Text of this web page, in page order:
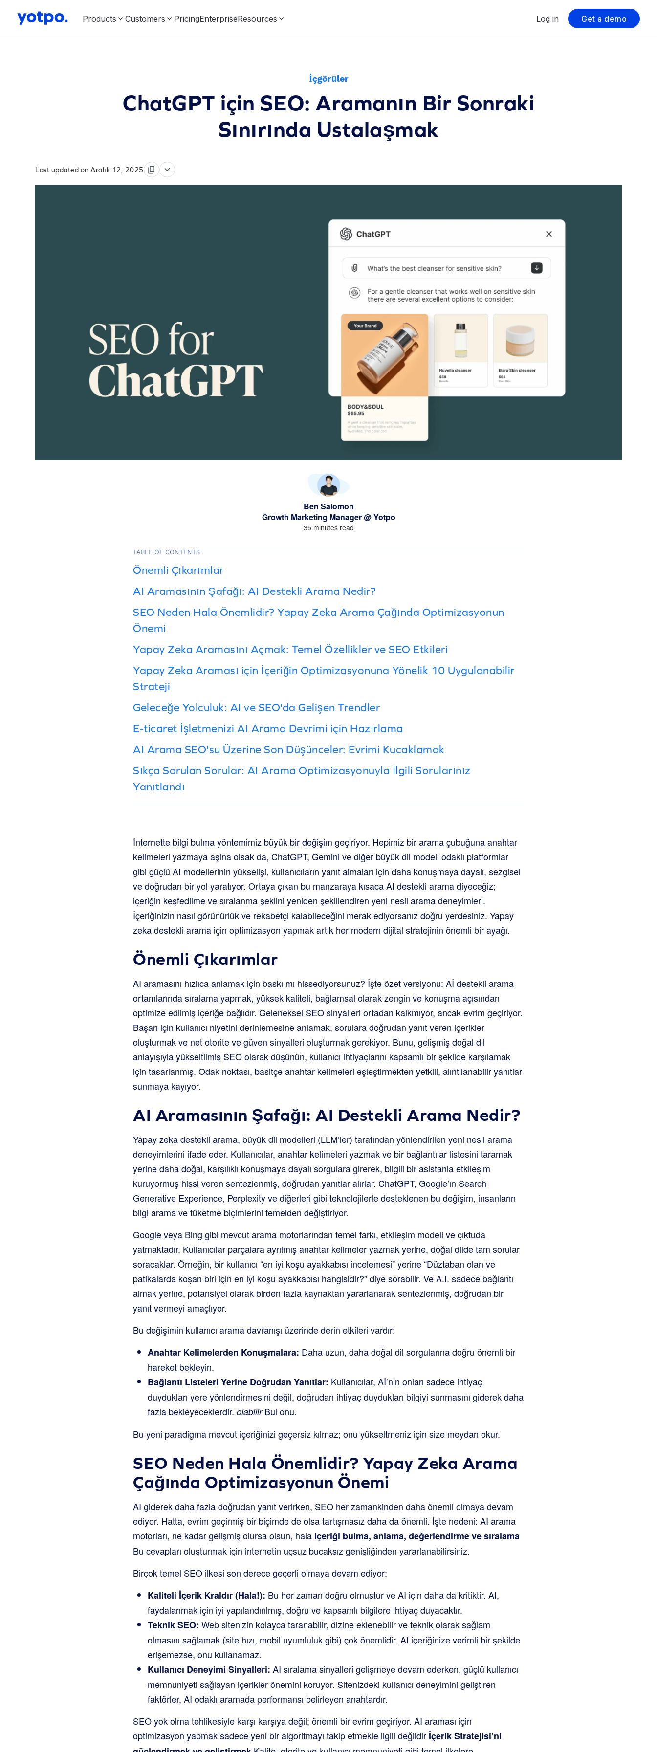
Products Customers PricingEnterpriseResources Log in Get a demo
İçgörüler
ChatGPT için SEO: Aramanın Bir Sonraki
Sınırında Ustalaşmak
Last updated on Aralık 12, 2025
Ben Salomon
Growth Marketing Manager @ Yotpo
35 minutes read
TABLE OF CONTENTS
Önemli Çıkarımlar
AI Aramasının Şafağı: AI Destekli Arama Nedir?
SEO Neden Hala Önemlidir? Yapay Zeka Arama Çağında Optimizasyonun
Önemi
Yapay Zeka Aramasını Açmak: Temel Özellikler ve SEO Etkileri
Yapay Zeka Araması için İçeriğin Optimizasyonuna Yönelik 10 Uygulanabilir
Strateji
Geleceğe Yolculuk: AI ve SEO'da Gelişen Trendler
E-ticaret İşletmenizi AI Arama Devrimi için Hazırlama
AI Arama SEO'su Üzerine Son Düşünceler: Evrimi Kucaklamak
Sıkça Sorulan Sorular: AI Arama Optimizasyonuyla İlgili Sorularınız
Yanıtlandı
İnternette bilgi bulma yöntemimiz büyük bir değişim geçiriyor. Hepimiz bir arama çubuğuna anahtar
kelimeleri yazmaya aşina olsak da, ChatGPT, Gemini ve diğer büyük dil modeli odaklı platformlar
gibi güçlü AI modellerinin yükselişi, kullanıcıların yanıt almaları için daha konuşmaya dayalı, sezgisel
ve doğrudan bir yol yaratıyor. Ortaya çıkan bu manzaraya kısaca AI destekli arama diyeceğiz;
içeriğin keşfedilme ve sıralanma şeklini yeniden şekillendiren yeni nesil arama deneyimleri.
İçeriğinizin nasıl görünürlük ve rekabetçi kalabileceğini merak ediyorsanız doğru yerdesiniz. Yapay
zeka destekli arama için optimizasyon yapmak artık her modern dijital stratejinin önemli bir ayağı.
Önemli Çıkarımlar
AI aramasını hızlıca anlamak için baskı mı hissediyorsunuz? İşte özet versiyonu: Aİ destekli arama
ortamlarında sıralama yapmak, yüksek kaliteli, bağlamsal olarak zengin ve konuşma açısından
optimize edilmiş içeriğe bağlıdır. Geleneksel SEO sinyalleri ortadan kalkmıyor, ancak evrim geçiriyor.
Başarı için kullanıcı niyetini derinlemesine anlamak, sorulara doğrudan yanıt veren içerikler
oluşturmak ve net otorite ve güven sinyalleri oluşturmak gerekiyor. Bunu, gelişmiş doğal dil
anlayışıyla yükseltilmiş SEO olarak düşünün, kullanıcı ihtiyaçlarını kapsamlı bir şekilde karşılamak
için tasarlanmış. Odak noktası, basitçe anahtar kelimeleri eşleştirmekten yetkili, alıntılanabilir yanıtlar
sunmaya kayıyor.
AI Aramasının Şafağı: AI Destekli Arama Nedir?
Yapay zeka destekli arama, büyük dil modelleri (LLM’ler) tarafından yönlendirilen yeni nesil arama
deneyimlerini ifade eder. Kullanıcılar, anahtar kelimeleri yazmak ve bir bağlantılar listesini taramak
yerine daha doğal, karşılıklı konuşmaya dayalı sorgulara girerek, bilgili bir asistanla etkileşim
kuruyormuş hissi veren sentezlenmiş, doğrudan yanıtlar alırlar. ChatGPT, Google’ın Search
Generative Experience, Perplexity ve diğerleri gibi teknolojilerle desteklenen bu değişim, insanların
bilgi arama ve tüketme biçimlerini temelden değiştiriyor.
Google veya Bing gibi mevcut arama motorlarından temel farkı, etkileşim modeli ve çıktuda
yatmaktadır. Kullanıcılar parçalara ayrılmış anahtar kelimeler yazmak yerine, doğal dilde tam sorular
soracaklar. Örneğin, bir kullanıcı “en iyi koşu ayakkabısı incelemesi” yerine “Düztaban olan ve
patikalarda koşan biri için en iyi koşu ayakkabısı hangisidir?” diye sorabilir. Ve A.I. sadece bağlantı
almak yerine, potansiyel olarak birden fazla kaynaktan yararlanarak sentezlenmiş, doğrudan bir
yanıt vermeyi amaçlıyor.
Bu değişimin kullanıcı arama davranışı üzerinde derin etkileri vardır:
Anahtar Kelimelerden Konuşmalara: Daha uzun, daha doğal dil sorgularına doğru önemli bir
hareket bekleyin.
Bağlantı Listeleri Yerine Doğrudan Yanıtlar: Kullanıcılar, Aİ’nin onları sadece ihtiyaç
duydukları yere yönlendirmesini değil, doğrudan ihtiyaç duydukları bilgiyi sunmasını giderek daha
fazla bekleyeceklerdir. olabilirBul onu.
Bu yeni paradigma mevcut içeriğinizi geçersiz kılmaz; onu yükseltmeniz için size meydan okur.
SEO Neden Hala Önemlidir? Yapay Zeka Arama
Çağında Optimizasyonun Önemi
AI giderek daha fazla doğrudan yanıt verirken, SEO her zamankinden daha önemli olmaya devam
ediyor. Hatta, evrim geçirmiş bir biçimde de olsa tartışmasız daha da önemli. İşte nedeni: AI arama
motorları, ne kadar gelişmiş olursa olsun, hala içeriği bulma, anlama, değerlendirme ve sıralama
Bu cevapları oluşturmak için internetin uçsuz bucaksız genişliğinden yararlanabilirsiniz.
Birçok temel SEO ilkesi son derece geçerli olmaya devam ediyor:
Kaliteli İçerik Kraldır (Hala!): Bu her zaman doğru olmuştur ve AI için daha da kritiktir. AI,
faydalanmak için iyi yapılandırılmış, doğru ve kapsamlı bilgilere ihtiyaç duyacaktır.
Teknik SEO: Web sitenizin kolayca taranabilir, dizine eklenebilir ve teknik olarak sağlam
olmasını sağlamak (site hızı, mobil uyumluluk gibi) çok önemlidir. AI içeriğinize verimli bir şekilde
erişemezse, onu kullanamaz.
Kullanıcı Deneyimi Sinyalleri: AI sıralama sinyalleri gelişmeye devam ederken, güçlü kullanıcı
memnuniyeti sağlayan içerikler önemini koruyor. Sitenizdeki kullanıcı deneyimini geliştiren
faktörler, AI odaklı aramada performansı belirleyen anahtardır.
SEO yok olma tehlikesiyle karşı karşıya değil; önemli bir evrim geçiriyor. AI araması için
optimizasyon yapmak sadece yeni bir algoritmayı takip etmekle ilgili değildir İçerik Stratejisi’ni